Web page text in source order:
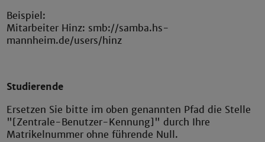
Beispiel:
Mitarbeiter Hinz: smb://samba.hs-
mannheim.de/users/hinz
Studierende
Ersetzen Sie bitte im oben genannten Pfad die Stelle
"[Zentrale-Benutzer-Kennung]" durch Ihre
Matrikelnummer ohne führende Null.